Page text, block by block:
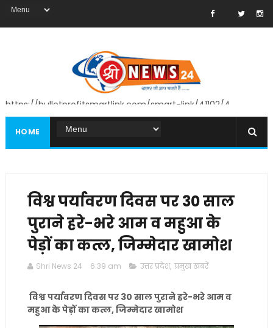
https://bulletprofitsmartlink.com/smart-link/41102/4
HOME
विश्व पर्यावरण दिवस पर 30 साल
पुराने हरे-भरे आम व महुआ के
पेड़ों का कत्ल, जिम्मेदार खामोश
Shri News 24 6:39 am उत्तर प्रदेश, प्रमुख खबरें
विश्व पर्यावरण दिवस पर 30 साल पुराने हरे-भरे आम व
महुआ के पेड़ों का कत्ल, जिम्मेदार खामोश